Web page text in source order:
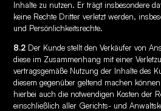
Inhalte zu nutzen. Er trägt insbesondere
keine Rechte Dritter verletzt werden,
und Persönlichkeitsrechte.
8.2 Der Kunde stellt den Verkäufer von
diese im Zusammenhang mit einer
vertragsgemäße Nutzung der Inhalte des
diesem gegenüber geltend machen
hierbei auch die notwendigen Kosten der
einschließlich aller Gerichts- und